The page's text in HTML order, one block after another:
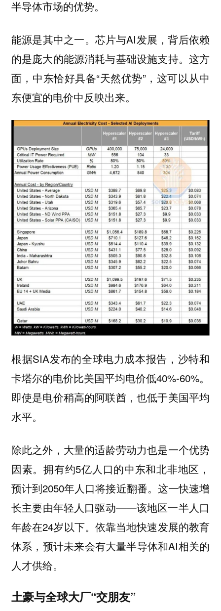
半导体市场的优势。
能源是其中之一。 芯片与AI发展，背后依赖
的是庞大的能源消耗与基础设施支持。这方
面，中东恰好具备“天然优势”，这可以从中
东便宜的电价中反映出来。
根据SIA发布的全球电力成本报告，沙特和
卡塔尔的电价比美国平均电价低40%-60%。
即使是电价稍高的阿联酋，也低于美国平均
水平。
除此之外， 大量的适龄劳动力也是一个优势
因素。拥有约5亿人口的中东和北非地区，
预计到2050年人口将接近翻番。这一快速增
长主要由年轻人口驱动——该地区一半人口
年龄在24岁以下。依靠当地快速发展的教育
体系，预计未来会有大量半导体和AI相关的
人才供给。
土豪与全球大厂“交朋友”